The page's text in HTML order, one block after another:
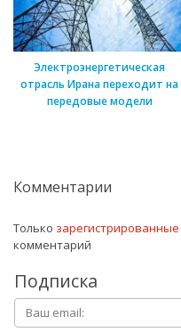
Электроэнергетическая
отрасль Ирана переходит на
передовые модели
Комментарии
Только зарегистрированные
комментарий
Подписка